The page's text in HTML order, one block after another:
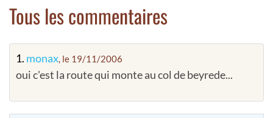
Tous les commentaires
1. monax, le 19/11/2006
oui c'est la route qui monte au col de beyrede...